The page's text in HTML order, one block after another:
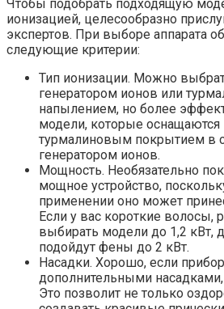
Чтобы подобрать подходящую
ионизацией, целесообразно
экспертов. При выборе аппарата
следующие критерии:
Тип ионизации. Можно
генератором ионов или
напылением, но более
модели, которые
турмалиновым покрытием в
генератором ионов.
Мощность. Необязательно
мощное устройство,
применении оно может
Если у вас короткие волосы,
выбирать модели до 1,2 кВт,
подойдут фены до 2 кВт.
Насадки. Хорошо, если
дополнительными
Это позволит не только